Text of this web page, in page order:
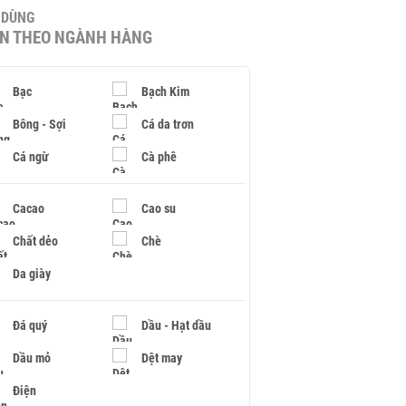
THEO NGÀNH HÀNG
Bạc Bạch Kim
Bông - Sợi Cá da trơn
Cá ngừ Cà phê
Cacao Cao su
Chất dẻo Chè
Da giày
Đá quý Dầu - Hạt dầu
Dầu mỏ Dệt may
Điện